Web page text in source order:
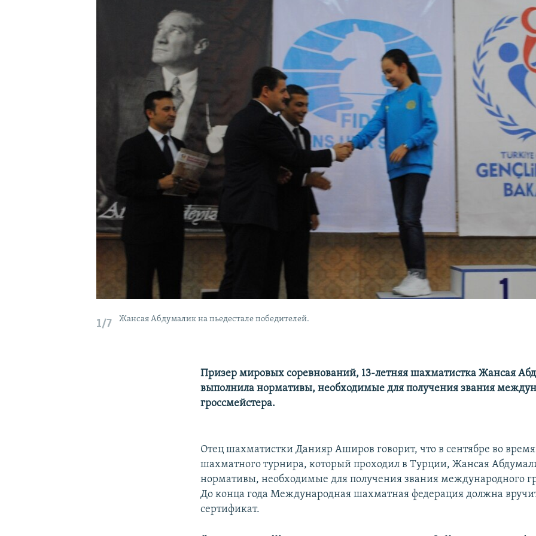
1/7 Жансая Абдумалик на пьедестале победителей.
Призер мировых соревнований, 13-летняя шахматистка Жансая
выполнила нормативы, необходимые для получения звания
гроссмейстера.
Отец шахматистки Данияр Аширов говорит, что в сентябре во
шахматного турнира, который проходил в Турции, Жансая
нормативы, необходимые для получения звания международного
До конца года Международная шахматная федерация должна
сертификат.